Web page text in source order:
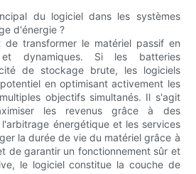
du logiciel dans les systèmes
d'énergie ?
de transformer le matériel passif en
dynamiques. Si les batteries
de stockage brute, les logiciels
en optimisant activement les
objectifs simultanés. Il s'agit
les revenus grâce à des
énergétique et les services
la durée de vie du matériel grâce à
de garantir un fonctionnement sûr et
le logiciel constitue la couche de